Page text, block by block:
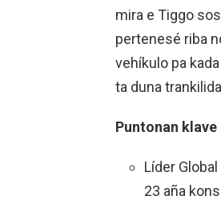
mira e Tiggo
pertenesé riba
vehíkulo pa
ta duna
Puntonan
Líder
23 aña